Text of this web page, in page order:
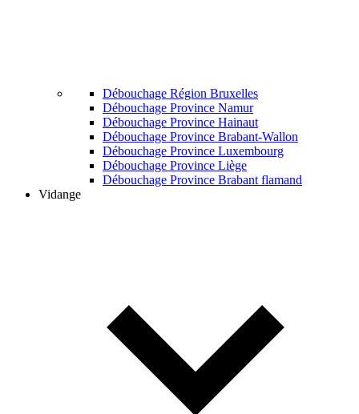
Débouchage Région Bruxelles
Débouchage Province Namur
Débouchage Province Hainaut
Débouchage Province Brabant-Wallon
Débouchage Province Luxembourg
Débouchage Province Liège
Débouchage Province Brabant flamand
Vidange